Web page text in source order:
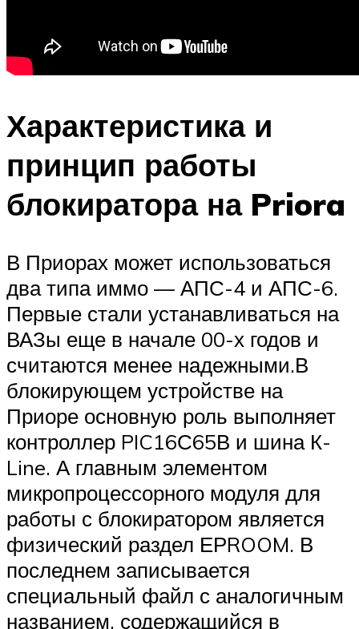
Характеристика и
принцип работы
блокиратора на Priora
В Приорах может использоваться
два типа иммо — АПС-4 и АПС-6.
Первые стали устанавливаться на
ВАЗы еще в начале 00-х годов и
считаются менее надежными.В
блокирующем устройстве на
Приоре основную роль выполняет
контроллер PIC16С65В и шина К-
Line. А главным элементом
микропроцессорного модуля для
работы с блокиратором является
физический раздел ЕРROOM. В
последнем записывается
специальный файл с аналогичным
названием, содержащийся в